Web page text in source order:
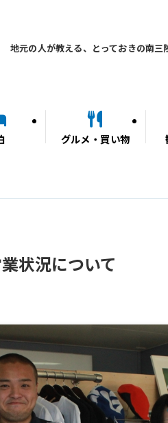
地元の人が教える、とっておきの南三
グルメ・買い物
状況について